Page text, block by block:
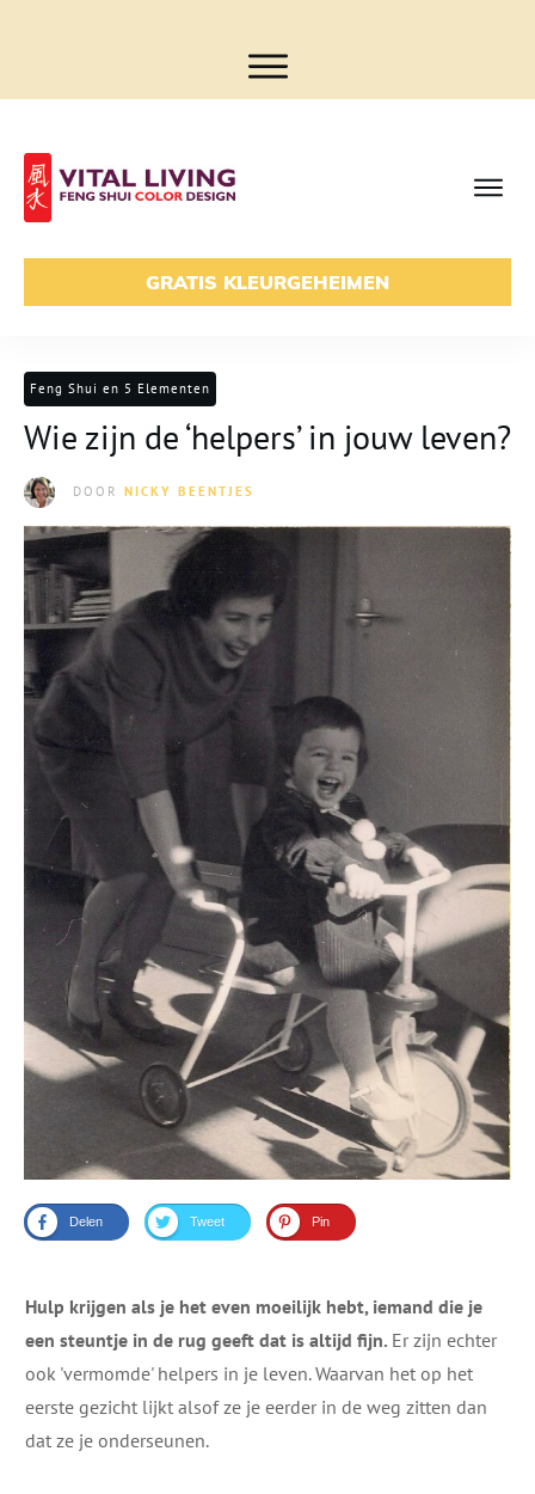
GRATIS KLEURGEHEIMEN
Feng Shui en 5 Elementen
Wie zijn de ‘helpers’ in jouw leven?
DOOR NICKY BEENTJES
Delen Tweet Pin
Hulp krijgen als je het even moeilijk hebt​, iemand die je
een steuntje in de rug geeft dat is altijd fijn. Er zijn echter
ook 'vermomde' helpers in je leven. Waarvan het op het
eerste gezicht lijkt alsof ze je eerder in de weg zitten dan
dat ze je ​onderseunen.